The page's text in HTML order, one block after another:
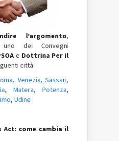
l’argomento,
dei Convegni
e Dottrina Per il
città:
, Venezia, Sassari,
, Matera, Potenza,
, Udine
Act: come cambia il